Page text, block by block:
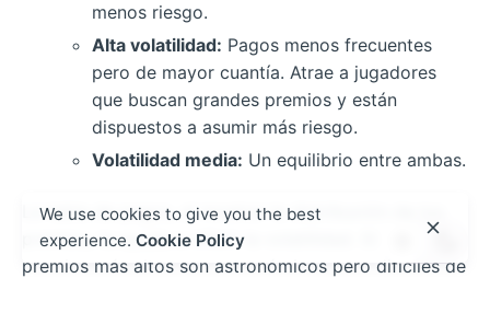
menos riesgo.
Alta volatilidad: Pagos menos frecuentes
pero de mayor cuantía. Atrae a jugadores
que buscan grandes premios y están
dispuestos a asumir más riesgo.
Volatilidad media: Un equilibrio entre ambas.
La tabla de pagos, al mostrar la distribución de los
premios, te ayuda a inferir la volatilidad. Si los
premios más altos son astronómicos pero difíciles de
We use cookies to give you the best
experience. Cookie Policy